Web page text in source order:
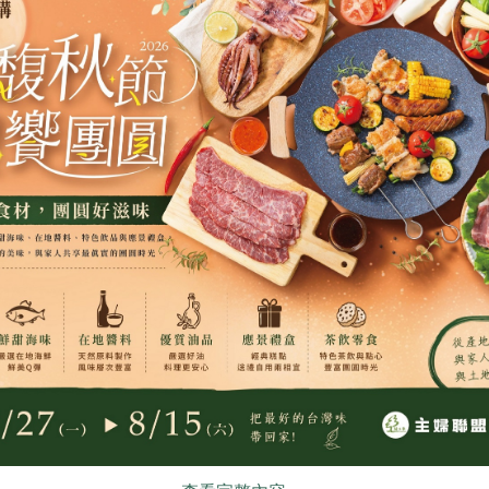
原文刊登於 2023年09月232期
夏日鮮果的好滋味
食譜 # 創意料理 # 豇豆 # 蘋果 # 味
你可能有興趣的食譜
RPET 食譜 減硝酸鹽 雞蛋 食安 共同